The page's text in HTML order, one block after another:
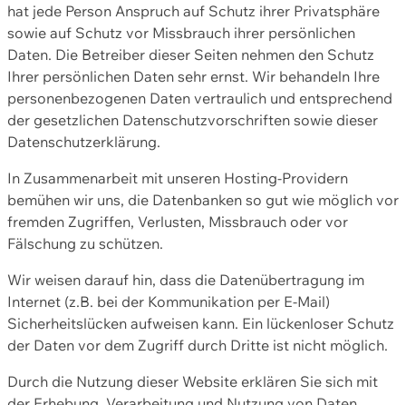
hat jede Person Anspruch auf Schutz ihrer Privatsphäre
sowie auf Schutz vor Missbrauch ihrer persönlichen
Daten. Die Betreiber dieser Seiten nehmen den Schutz
Ihrer persönlichen Daten sehr ernst. Wir behandeln Ihre
personenbezogenen Daten vertraulich und entsprechend
der gesetzlichen Datenschutzvorschriften sowie dieser
Datenschutzerklärung.
In Zusammenarbeit mit unseren Hosting-Providern
bemühen wir uns, die Datenbanken so gut wie möglich vor
fremden Zugriffen, Verlusten, Missbrauch oder vor
Fälschung zu schützen.
Wir weisen darauf hin, dass die Datenübertragung im
Internet (z.B. bei der Kommunikation per E-Mail)
Sicherheitslücken aufweisen kann. Ein lückenloser Schutz
der Daten vor dem Zugriff durch Dritte ist nicht möglich.
Durch die Nutzung dieser Website erklären Sie sich mit